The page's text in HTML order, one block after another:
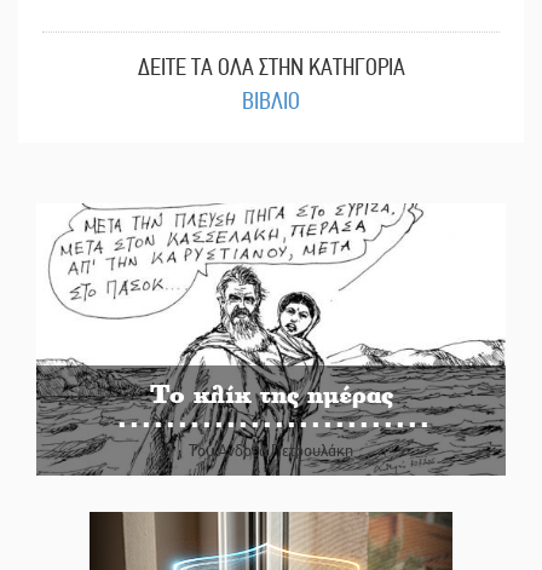
ΔΕΙΤΕ ΤΑ ΟΛΑ ΣΤΗΝ ΚΑΤΗΓΟΡΙΑ
ΒΙΒΛΙΟ
Το κλίκ της ημέρας
Του Ανδρέα Πετρουλάκη